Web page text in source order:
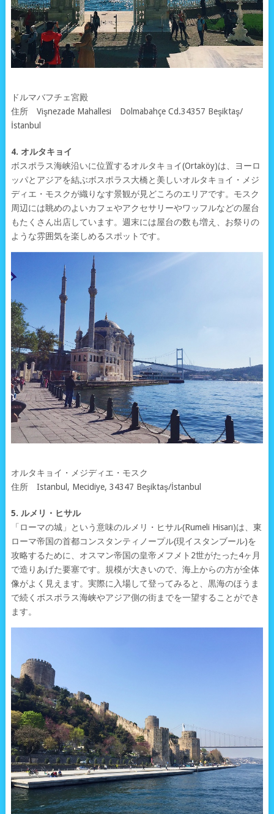
ドルマバフチェ宮殿
住所 Vişnezade Mahallesi Dolmabahçe Cd.34357 Beşiktaş/
İstanbul
4. オルタキョイ
ボスポラス海峡沿いに位置するオルタキョイ(Ortaköy)は、ヨーロ
ッパとアジアを結ぶボスポラス大橋と美しいオルタキョイ・メジ
ディエ・モスクが織りなす景観が見どころのエリアです。モスク
周辺には眺めのよいカフェやアクセサリーやワッフルなどの屋台
もたくさん出店しています。週末には屋台の数も増え、お祭りの
ような雰囲気を楽しめるスポットです。
オルタキョイ・メジディエ・モスク
住所 Istanbul, Mecidiye, 34347 Beşiktaş/İstanbul
5. ルメリ・ヒサル
「ローマの城」という意味のルメリ・ヒサル(Rumeli Hisarı)は、東
ローマ帝国の首都コンスタンティノープル(現イスタンブール)を
攻略するために、オスマン帝国の皇帝メフメト2世がたった4ヶ月
で造りあげた要塞です。規模が大きいので、海上からの方が全体
像がよく見えます。実際に入場して登ってみると、黒海のほうま
で続くボスポラス海峡やアジア側の街までを一望することができ
ます。